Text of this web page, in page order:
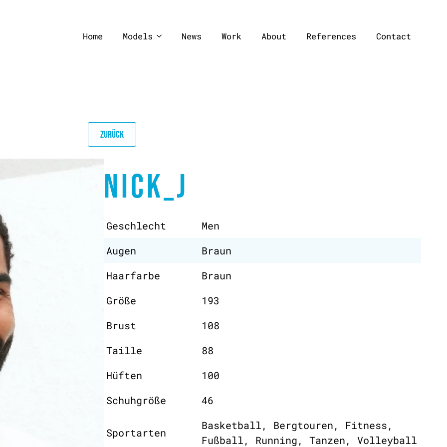
Home Models News Work About References Contact
ZURÜCK
NICK_J
Geschlecht
Men
Augen
Braun
Haarfarbe
Braun
Größe
193
Brust
108
Taille
88
Hüften
100
Schuhgröße
46
Sportarten
Basketball, Bergtouren, Fitness,
Fußball, Running, Tanzen, Volleyball